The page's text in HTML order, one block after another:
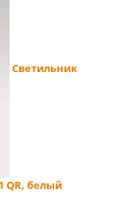
Светильник
QR, белый